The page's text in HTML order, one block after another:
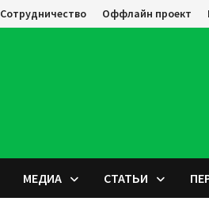
Сотрудничество Оффлайн проект
МЕДИА СТАТЬИ